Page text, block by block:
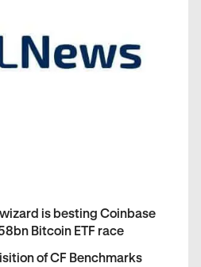
is besting Coinbase
Bitcoin ETF race
of CF Benchmarks